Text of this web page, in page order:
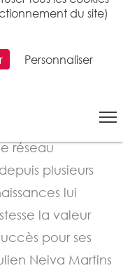
VENTE
ce qui lui a
réseau
plusieurs
lui
la valeur
pour ses
Neiva Martins
du site)
Personnaliser